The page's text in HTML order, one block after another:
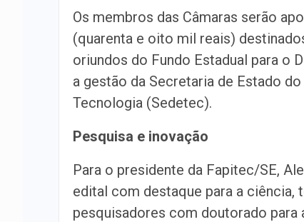
Os membros das Câmaras serão
(quarenta e oito mil reais)
oriundos do Fundo Estadual para o
a gestão da Secretaria de Estado
Tecnologia (Sedetec).
Pesquisa e inovação
Para o presidente da Fapitec/SE,
edital com destaque para a ciência,
pesquisadores com doutorado para